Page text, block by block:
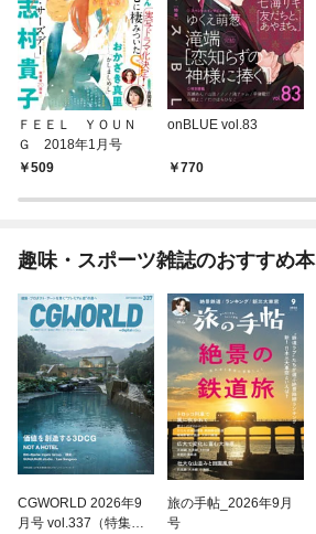
ＦＥＥＬ ＹＯＵＮ
Ｇ 2018年1月号
509
onBLUE vol.83
770
趣味・スポーツ雑誌のおすすめ本
CGWORLD 2026年9
月号 vol.337（特集：
旅の手帖_2026年9月
号